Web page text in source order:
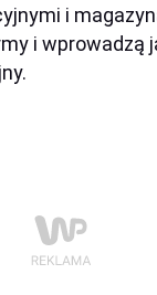
i
i wprowadzą